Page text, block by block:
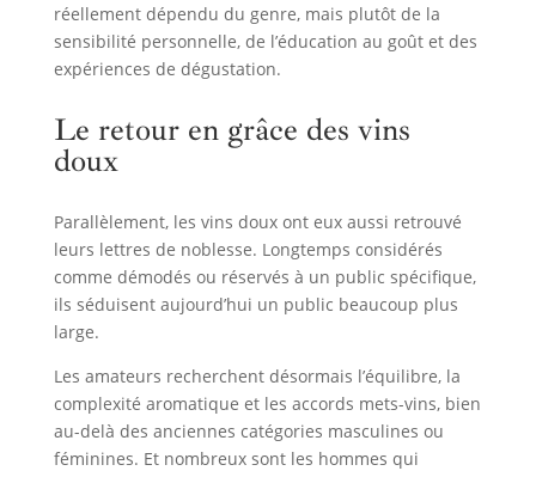
réellement dépendu du genre, mais plutôt de la
sensibilité personnelle, de l’éducation au goût et des
expériences de dégustation.
Le retour en grâce des vins
doux
Parallèlement, les vins doux ont eux aussi retrouvé
leurs lettres de noblesse. Longtemps considérés
comme démodés ou réservés à un public spécifique,
ils séduisent aujourd’hui un public beaucoup plus
large.
Les amateurs recherchent désormais l’équilibre, la
complexité aromatique et les accords mets-vins, bien
au-delà des anciennes catégories masculines ou
féminines. Et nombreux sont les hommes qui